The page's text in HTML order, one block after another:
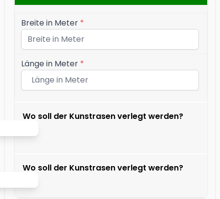
Breite in Meter *
Länge in Meter *
Wo soll der Kunstrasen verlegt werden?
Wo soll der Kunstrasen verlegt werden?